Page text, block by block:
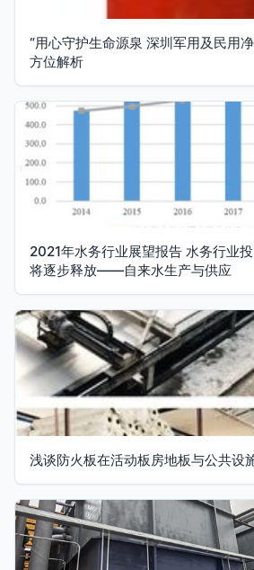
“用心守护生命源泉 深圳军用及民用
方位解析
2021年水务行业展望报告 水务行业
将逐步释放——自来水生产与供应
浅谈防火板在活动板房地板与公共设